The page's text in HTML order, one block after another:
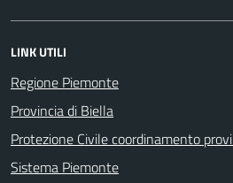
LINK UTILI
Regione Piemonte
Provincia di Biella
Protezione Civile coordinamento
Sistema Piemonte